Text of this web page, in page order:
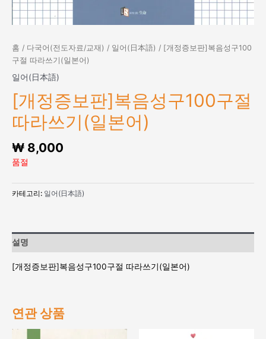
홈 / 다국어(전도자료/교재) / 일어(日本語) / [개정증보판]복음성구100
구절 따라쓰기(일본어)
일어(日本語)
[개정증보판]복음성구100구절
따라쓰기(일본어)
₩ 8,000
품절
카테고리: 일어(日本語)
설명
[개정증보판]복음성구100구절 따라쓰기(일본어)
연관 상품